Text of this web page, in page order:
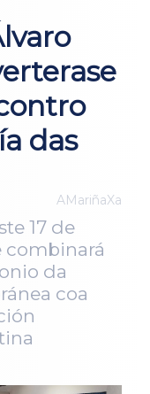
das
AMariñaXa
17 de
combinará
da
coa